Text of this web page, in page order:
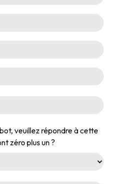
veuillez répondre à cette
zéro plus un ?